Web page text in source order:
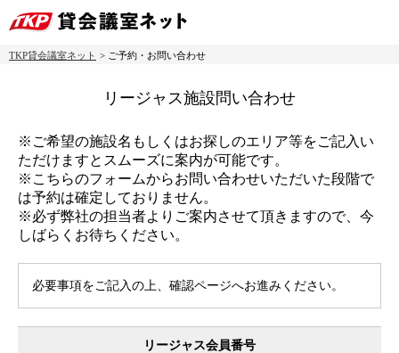
TKP貸会議室ネット > ご予約・お問い合わせ
リージャス施設問い合わせ
※ご希望の施設名もしくはお探しのエリア等をご記入い
ただけますとスムーズに案内が可能です。
※こちらのフォームからお問い合わせいただいた段階で
は予約は確定しておりません。
※必ず弊社の担当者よりご案内させて頂きますので、今
しばらくお待ちください。
必要事項をご記入の上、確認ページへお進みください。
リージャス会員番号